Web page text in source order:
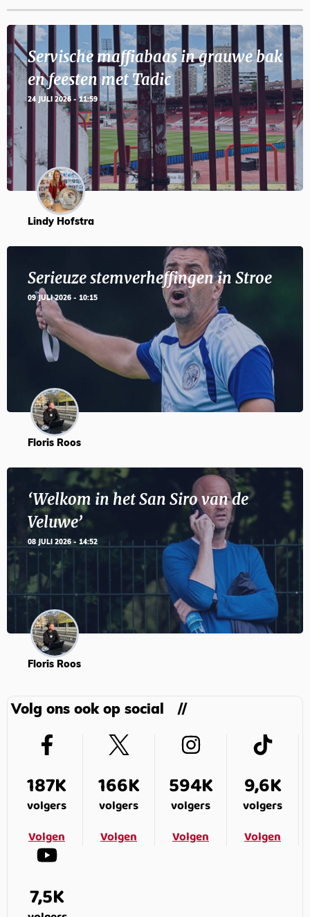
Servische maffiabaas in grauwe bak
en feesten met Tadic
24 JULI 2026 - 11:59
Lindy Hofstra
Serieuze stemverheffingen in Stroe
09 JULI 2026 - 10:15
Floris Roos
‘Welkom in het San Siro van de
Veluwe’
08 JULI 2026 - 14:52
Floris Roos
Volg ons ook op social
187K
volgers
Volgen
166K
volgers
Volgen
594K
volgers
Volgen
9,6K
volgers
Volgen
7,5K